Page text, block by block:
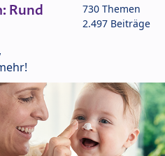
Rund
730 Themen
2.497 Beiträge